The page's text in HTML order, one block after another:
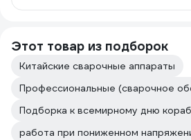
Этот товар из подборок
Китайские сварочные аппараты
Профессиональные (сварочное
Подборка к всемирному дню
работа при пониженном